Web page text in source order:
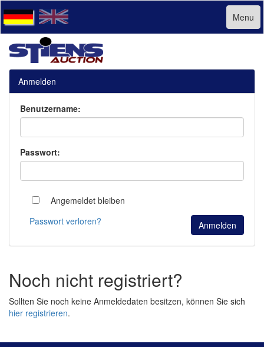
Menu
Anmelden
Benutzername:
Passwort:
Angemeldet bleiben
Passwort verloren?
Noch nicht registriert?
Sollten Sie noch keine Anmeldedaten besitzen, können Sie sich
hier registrieren.